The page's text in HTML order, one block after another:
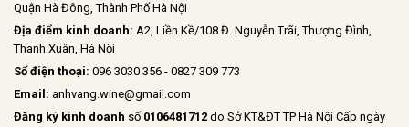
Quận Hà Đông, Thành Phố Hà Nội
Địa điểm kinh doanh: A2, Liền Kề/108 Đ. Nguyễn Trãi, Thượng Đình,
Thanh Xuân, Hà Nội
Số điện thoại: 096 3030 356 - 0827 309 773
Email: anhvang.wine@gmail.com
Đăng ký kinh doanh số 0106481712 do Sở KT&ĐT TP Hà Nội Cấp ngày